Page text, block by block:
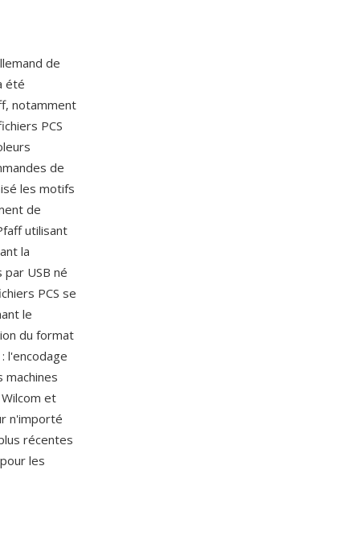
de
été
notamment
PCS
de
les motifs
de
utilisant
la
USB né
PCS se
le
du format
l'encodage
machines
et
n'importé
récentes
les